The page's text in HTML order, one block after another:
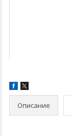
Описание